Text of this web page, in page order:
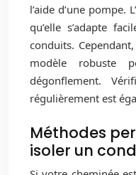
l’aide d’une pompe.
qu’elle s’adapte
conduits.
modèle robuste
dégonflement.
régulièrement est
Méthodes
isoler un